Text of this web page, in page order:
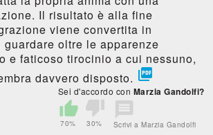
Il risultato è alla fine
viene convertita in
oltre le apparenze
e faticoso tirocinio a cui nessuno,
davvero disposto. 
Sei d'accordo con Marzia Gandolfi?
70% 30% Scrivi a Marzia Gandolfi